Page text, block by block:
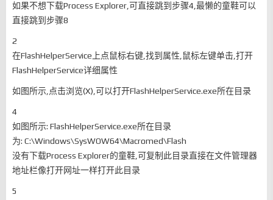
如果不想下载Process Explorer,可直接跳到步骤4,最懒的童鞋可以
直接跳到步骤8
2
在FlashHelperService上点鼠标右键,找到属性,鼠标左键单击,打开
FlashHelperService详细属性
如图所示,点击浏览(X),可以打开FlashHelperService.exe所在目录
4
如图所示: FlashHelperService.exe所在目录
为: C:\Windows\SysWOW64\Macromed\Flash
没有下载Process Explorer的童鞋,可复制此目录直接在文件管理器
地址栏像打开网址一样打开此目录
5